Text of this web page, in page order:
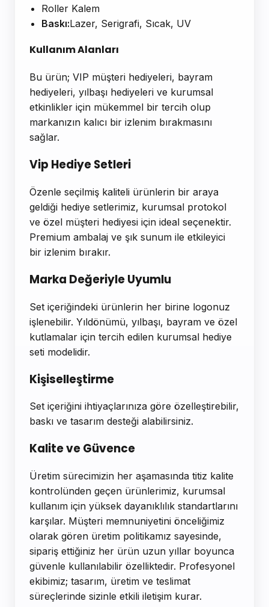
Roller Kalem
Baskı:Lazer, Serigrafi, Sıcak, UV
Kullanım Alanları
Bu ürün; VIP müşteri hediyeleri, bayram
hediyeleri, yılbaşı hediyeleri ve kurumsal
etkinlikler için mükemmel bir tercih olup
markanızın kalıcı bir izlenim bırakmasını
sağlar.
Vip Hediye Setleri
Özenle seçilmiş kaliteli ürünlerin bir araya
geldiği hediye setlerimiz, kurumsal protokol
ve özel müşteri hediyesi için ideal seçenektir.
Premium ambalaj ve şık sunum ile etkileyici
bir izlenim bırakır.
Marka Değeriyle Uyumlu
Set içeriğindeki ürünlerin her birine logonuz
işlenebilir. Yıldönümü, yılbaşı, bayram ve özel
kutlamalar için tercih edilen kurumsal hediye
seti modelidir.
Kişiselleştirme
Set içeriğini ihtiyaçlarınıza göre özelleştirebilir,
baskı ve tasarım desteği alabilirsiniz.
Kalite ve Güvence
Üretim sürecimizin her aşamasında titiz kalite
kontrolünden geçen ürünlerimiz, kurumsal
kullanım için yüksek dayanıklılık standartlarını
karşılar. Müşteri memnuniyetini önceliğimiz
olarak gören üretim politikamız sayesinde,
sipariş ettiğiniz her ürün uzun yıllar boyunca
güvenle kullanılabilir özelliktedir. Profesyonel
ekibimiz; tasarım, üretim ve teslimat
süreçlerinde sizinle etkili iletişim kurar.